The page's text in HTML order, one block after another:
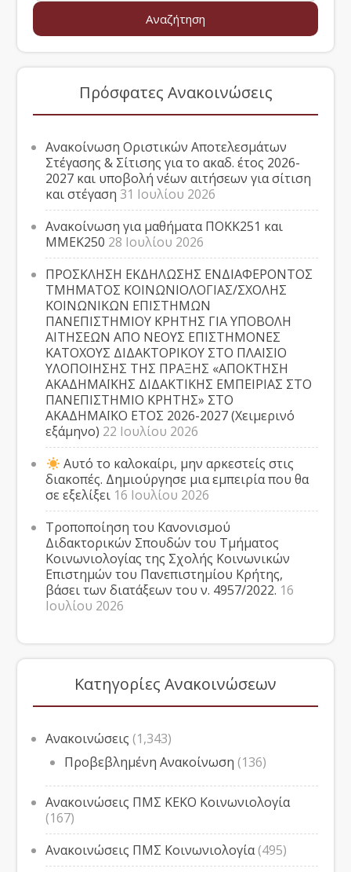
Πρόσφατες Ανακοινώσεις
Ανακοίνωση Οριστικών Αποτελεσμάτων
Στέγασης & Σίτισης για το ακαδ. έτος 2026-
2027 και υποβολή νέων αιτήσεων για σίτιση
και στέγαση 31 Ιουλίου 2026
Ανακοίνωση για μαθήματα ΠΟΚΚ251 και
ΜΜΕΚ250 28 Ιουλίου 2026
ΠΡΟΣΚΛΗΣΗ ΕΚΔΗΛΩΣΗΣ ΕΝΔΙΑΦΕΡΟΝΤΟΣ
ΤΜΗΜΑΤΟΣ ΚΟΙΝΩΝΙΟΛΟΓΙΑΣ/ΣΧΟΛΗΣ
ΚΟΙΝΩΝΙΚΩΝ ΕΠΙΣΤΗΜΩΝ
ΠΑΝΕΠΙΣΤΗΜΙΟΥ ΚΡΗΤΗΣ ΓΙΑ ΥΠΟΒΟΛΗ
ΑΙΤΗΣΕΩΝ ΑΠΟ ΝΕΟΥΣ ΕΠΙΣΤΗΜΟΝΕΣ
ΚΑΤΟΧΟΥΣ ΔΙΔΑΚΤΟΡΙΚΟΥ ΣΤΟ ΠΛΑΙΣΙΟ
ΥΛΟΠΟΙΗΣΗΣ ΤΗΣ ΠΡΑΞΗΣ «ΑΠΟΚΤΗΣΗ
ΑΚΑΔΗΜΑΪΚΗΣ ΔΙΔΑΚΤΙΚΗΣ ΕΜΠΕΙΡΙΑΣ ΣΤΟ
ΠΑΝΕΠΙΣΤΗΜΙΟ ΚΡΗΤΗΣ» ΣΤΟ
ΑΚΑΔΗΜΑΪΚΟ ΕΤΟΣ 2026-2027 (Χειμερινό
εξάμηνο) 22 Ιουλίου 2026
Αυτό το καλοκαίρι, μην αρκεστείς στις
διακοπές. Δημιούργησε μια εμπειρία που θα
σε εξελίξει 16 Ιουλίου 2026
Τροποποίηση του Κανονισμού
Διδακτορικών Σπουδών του Τμήματος
Κοινωνιολογίας της Σχολής Κοινωνικών
Επιστημών του Πανεπιστημίου Κρήτης,
βάσει των διατάξεων του ν. 4957/2022. 16
Ιουλίου 2026
Κατηγορίες Ανακοινώσεων
Ανακοινώσεις (1,343)
Προβεβλημένη Ανακοίνωση (136)
Ανακοινώσεις ΠΜΣ ΚΕΚΟ Κοινωνιολογία
(167)
Ανακοινώσεις ΠΜΣ Κοινωνιολογία(495)